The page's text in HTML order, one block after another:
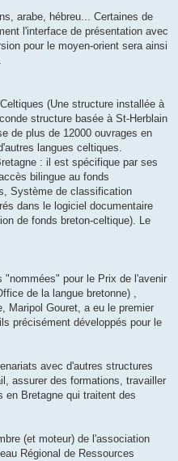
arabe, hébreu... Certaines de
l'interface de présentation avec
pour le moyen-orient sera ainsi
(Une structure installée à
structure basée à St-Herblain
de plus de 12000 ouvrages en
langues celtiques.
: il est spécifique par ses
bilingue au fonds
Système de classification
dans le logiciel documentaire
de fonds breton-celtique). Le
pour le Prix de l'avenir
de la langue bretonne) ,
Maripol Gouret, a eu le premier
précisément développés pour le
avec d'autres structures
assurer des formations, travailler
en Bretagne qui traitent des
(et moteur) de l'association
Régional de Ressources